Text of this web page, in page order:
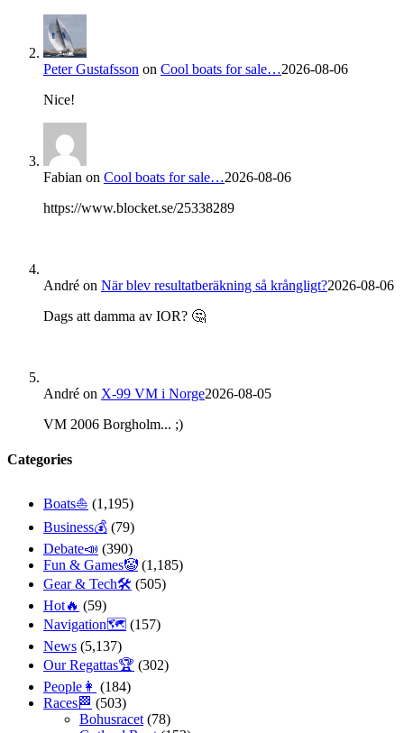
Peter Gustafsson on Cool boats for sale…2026-08-06
Nice!
Fabian on Cool boats for sale…2026-08-06
https://www.blocket.se/25338289
André on När blev resultatberäkning så krångligt?2026-08-06
Dags att damma av IOR? 🤔
André on X-99 VM i Norge2026-08-05
VM 2006 Borgholm... ;)
Categories
Boats⛵️ (1,195)
Business💰 (79)
Debate📣 (390)
Fun & Games🤡 (1,185)
Gear & Tech🛠 (505)
Hot🔥 (59)
Navigation🗺 (157)
News (5,137)
Our Regattas🏆 (302)
People👩 (184)
Races🏁 (503)
Bohusracet (78)